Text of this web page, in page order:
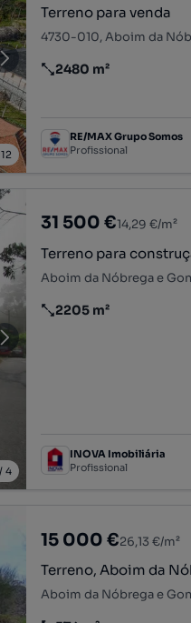
12
Terreno para venda
4730-010, Aboim da
Preço por metro
2480 m²
RE/MAX Grupo Somos
Profissional
4
31 500 €14,29 €/m²
Terreno para
Aboim da Nóbrega e
Preço por metro
2205 m²
INOVA Imobiliária
Profissional
15 000 €26,13 €/m²
Terreno, Aboim da
Aboim da Nóbrega e